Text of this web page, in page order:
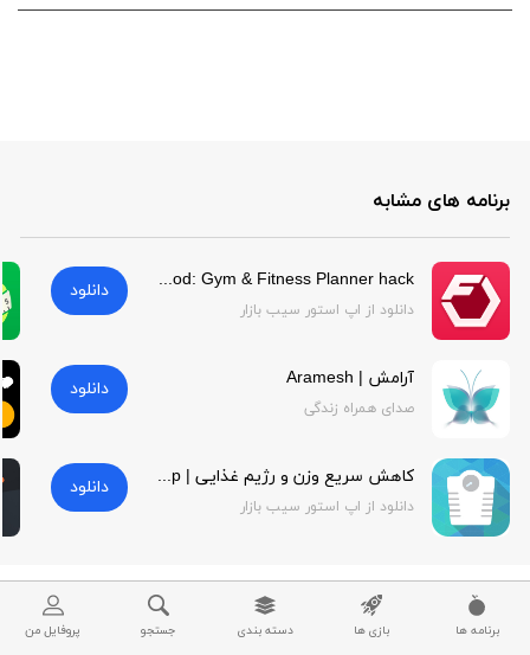
برنامه ها بازی ها دسته بندی جستجو پروفایل من
برنامه های مشابه
Fitbod: Gym & Fitness Planner hack | Fitbod: Gym & Fitness Planner hack
دانلود از اپ استور سیب بازار
دانلود
آرامش | Aramesh
صدای همراه زندگی
دانلود
کاهش سریع وزن و رژیم غذایی | Faster Weight Loss & Diet Help
دانلود از اپ استور سیب بازار
دانلود